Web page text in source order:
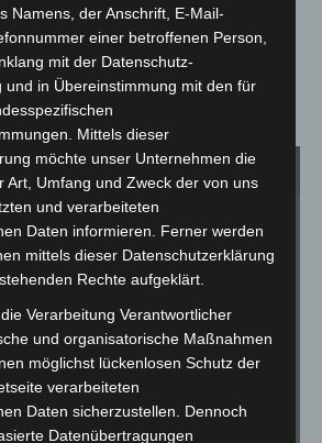
Yukon Bay vorbeischauen. Die
Nager verbringen den Morgen
Bau und zeigen sich erst ab dem
Namens, der Anschrift, E-Mail-
einer betroffenen Person,
mit der Datenschutz-
und in Übereinstimmung mit den für
Mittels dieser
möchte unser Unternehmen die
Art, Umfang und Zweck der von uns
und verarbeiteten
Daten informieren. Ferner werden
mittels dieser Datenschutzerklärung
Rechte aufgeklärt.
Verarbeitung Verantwortlicher
und organisatorische Maßnahmen
möglichst lückenlosen Schutz der
verarbeiteten
Daten sicherzustellen. Dennoch
Datenübertragungen